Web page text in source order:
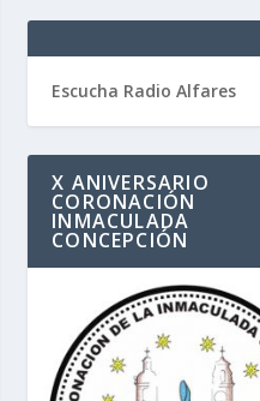
Escucha Radio Alfares
X ANIVERSARIO
CORONACIÓN
INMACULADA
CONCEPCIÓN